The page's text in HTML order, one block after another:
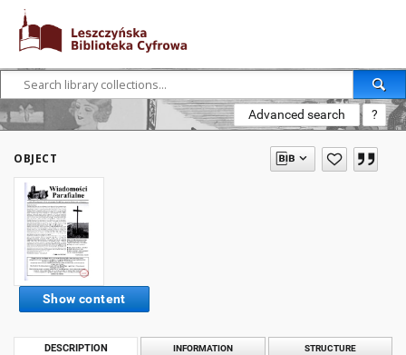
Advanced search ?
OBJECT
Show content
DESCRIPTION INFORMATION STRUCTURE